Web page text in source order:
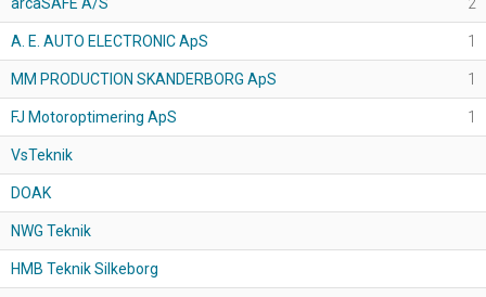
A. E. AUTO ELECTRONIC ApS 1
MM PRODUCTION SKANDERBORG ApS 1
FJ Motoroptimering ApS 1
VsTeknik
DOAK
NWG Teknik
HMB Teknik Silkeborg